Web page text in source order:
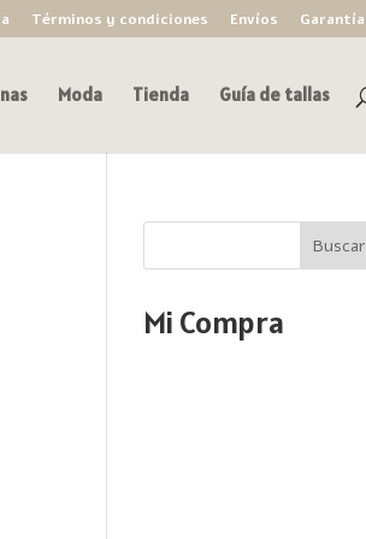
Términos y condiciones Envíos Garantía
Moda Tienda Guía de tallas
Buscar
Mi Compra